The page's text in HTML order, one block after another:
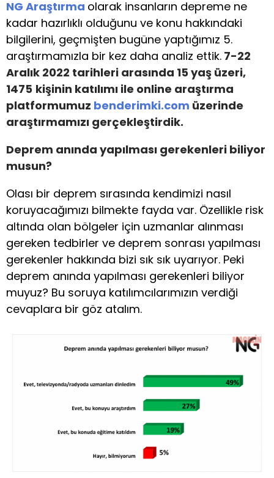
NG Araştırma olarak insanların depreme ne
kadar hazırlıklı olduğunu ve konu hakkındaki
bilgilerini, geçmişten bugüne yaptığımız 5.
araştırmamızla bir kez daha analiz ettik. 7-22
Aralık 2022 tarihleri arasında 15 yaş üzeri,
1475 kişinin katılımı ile online araştırma
platformumuz benderimki.com üzerinde
araştırmamızı gerçekleştirdik.
Deprem anında yapılması gerekenleri biliyor
musun?
Olası bir deprem sırasında kendimizi nasıl
koruyacağımızı bilmekte fayda var. Özellikle risk
altında olan bölgeler için uzmanlar alınması
gereken tedbirler ve deprem sonrası yapılması
gerekenler hakkında bizi sık sık uyarıyor. Peki
deprem anında yapılması gerekenleri biliyor
muyuz? Bu soruya katılımcılarımızın verdiği
cevaplara bir göz atalım.